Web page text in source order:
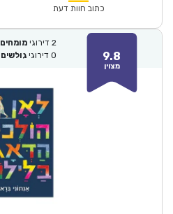
₪67.00.
כתוב חוות דעת
9.8
מצוין
2 דירוגי מומחים
0 דירוגי גולשים